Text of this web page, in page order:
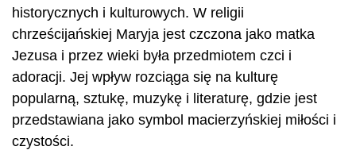
historycznych i kulturowych. W religii
chrześcijańskiej Maryja jest czczona jako matka
Jezusa i przez wieki była przedmiotem czci i
adoracji. Jej wpływ rozciąga się na kulturę
popularną, sztukę, muzykę i literaturę, gdzie jest
przedstawiana jako symbol macierzyńskiej miłości i
czystości.